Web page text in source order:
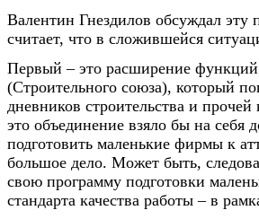
Валентин Гнездилов обсуждал
считает, что в сложившейся
Первый – это расширение
(Строительного союза), который
дневников строительства и
это объединение взяло бы на себя
подготовить маленькие фирмы к
большое дело. Может быть,
свою программу подготовки
стандарта качества работы – в